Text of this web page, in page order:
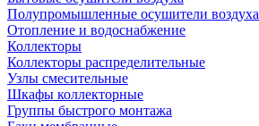
Полупромышленные осушители воздуха
Отопление и водоснабжение
Коллекторы
Коллекторы распределительные
Узлы смесительные
Шкафы коллекторные
Группы быстрого монтажа